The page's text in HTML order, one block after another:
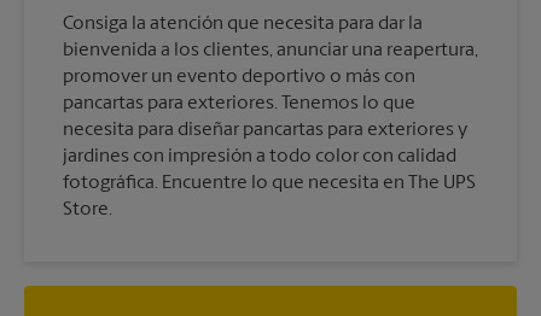
Consiga la atención que necesita para dar la
bienvenida a los clientes, anunciar una reapertura,
promover un evento deportivo o más con
pancartas para exteriores. Tenemos lo que
necesita para diseñar pancartas para exteriores y
jardines con impresión a todo color con calidad
fotográfica. Encuentre lo que necesita en The UPS
Store.